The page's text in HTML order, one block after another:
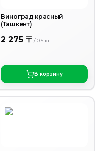
Виноград красный
(Ташкент)
2 275 〒 /0.5 кг
В корзину